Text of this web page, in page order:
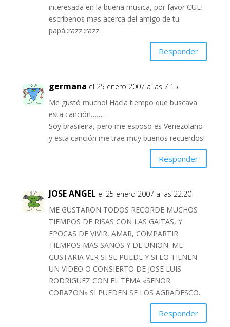
interesada en la buena musica, por favor CULI
escribenos mas acerca del amigo de tu
papá.:razz::razz:
Responder
germana el 25 enero 2007 a las 7:15
Me gustó mucho! Hacia tiempo que buscava
esta canción…….
Soy brasileira, pero me esposo es Venezolano
y esta canción me trae muy buenos recuerdos!
Responder
JOSE ANGEL el 25 enero 2007 a las 22:20
ME GUSTARON TODOS RECORDE MUCHOS
TIEMPOS DE RISAS CON LAS GAITAS, Y
EPOCAS DE VIVIR, AMAR, COMPARTIR.
TIEMPOS MAS SANOS Y DE UNION. ME
GUSTARIA VER SI SE PUEDE Y SI LO TIENEN
UN VIDEO O CONSIERTO DE JOSE LUIS
RODRIGUEZ CON EL TEMA «SEÑOR
CORAZON» SI PUEDEN SE LOS AGRADESCO.
Responder